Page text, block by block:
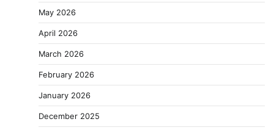
May 2026
April 2026
March 2026
February 2026
January 2026
December 2025